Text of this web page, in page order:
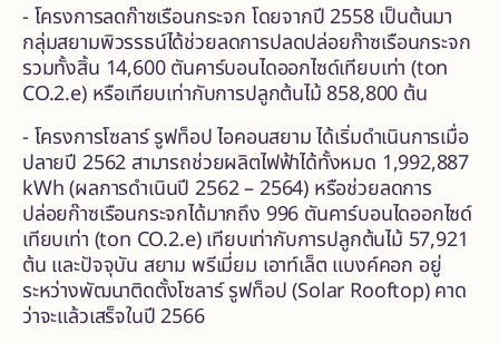
- โครงการลดก๊าซเรือนกระจก โดยจากปี 2558 เป็นต้นมา
กลุ่มสยามพิวรรธน์ได้ช่วยลดการปลดปล่อยก๊าซเรือนกระจก
รวมทั้งสิ้น 14,600 ตันคาร์บอนไดออกไซด์เทียบเท่า (ton
CO.2.e) หรือเทียบเท่ากับการปลูกต้นไม้ 858,800 ต้น
- โครงการโซลาร์ รูฟท็อป ไอคอนสยาม ได้เริ่มดำเนินการเมื่อ
ปลายปี 2562 สามารถช่วยผลิตไฟฟ้าได้ทั้งหมด 1,992,887
kWh (ผลการดำเนินปี 2562 – 2564) หรือช่วยลดการ
ปล่อยก๊าซเรือนกระจกได้มากถึง 996 ตันคาร์บอนไดออกไซด์
เทียบเท่า (ton CO.2.e) เทียบเท่ากับการปลูกต้นไม้ 57,921
ต้น และปัจจุบัน สยาม พรีเมี่ยม เอาท์เล็ต แบงค์คอก อยู่
ระหว่างพัฒนาติดตั้งโซลาร์ รูฟท็อป (Solar Rooftop)คาด
ว่าจะแล้วเสร็จในปี 2566